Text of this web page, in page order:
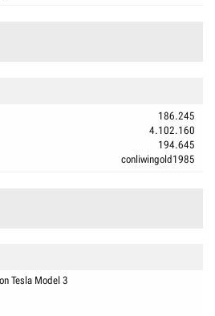
186.245
4.102.160
194.645
conliwingold1985
Tesla Model 3